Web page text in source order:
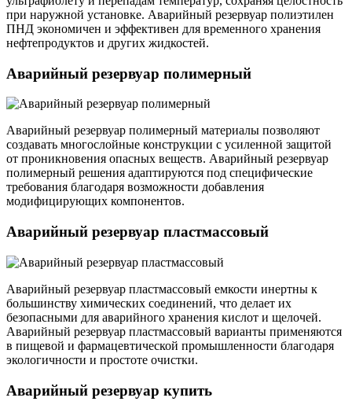
при наружной установке. Аварийный резервуар полиэтилен
ПНД экономичен и эффективен для временного хранения
нефтепродуктов и других жидкостей.
Аварийный резервуар полимерный
Аварийный резервуар полимерный материалы позволяют
создавать многослойные конструкции с усиленной защитой
от проникновения опасных веществ. Аварийный резервуар
полимерный решения адаптируются под специфические
требования благодаря возможности добавления
модифицирующих компонентов.
Аварийный резервуар пластмассовый
Аварийный резервуар пластмассовый емкости инертны к
большинству химических соединений, что делает их
безопасными для аварийного хранения кислот и щелочей.
Аварийный резервуар пластмассовый варианты применяются
в пищевой и фармацевтической промышленности благодаря
экологичности и простоте очистки.
Аварийный резервуар купить